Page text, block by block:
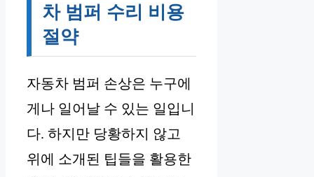
차 범퍼 수리 비용
절약
자동차 범퍼 손상은 누구에
게나 일어날 수 있는 일입니
다. 하지만 당황하지 않고
위에 소개된 팁들을 활용한